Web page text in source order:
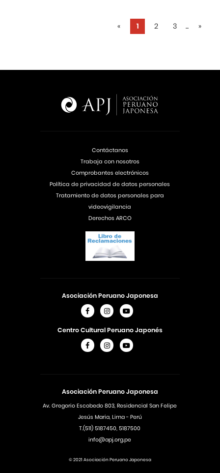
« 1 2 3 ... »
Asociación Peruano Japonesa
Av. Gregorio Escobedo 803, Residencial San Felipe
Jesús Maria, Lima - Perú
T.(511) 5187450, 5187500
info@apj.org.pe
Asociación Peruano Japonesa
Centro Cultural Peruano Japonés
Contáctanos
Trabaja con nosotros
Comprobantes electrónicos
Política de privacidad de datos personales
Tratamiento de datos personales para
videovigilancia
Derechos ARCO
© 2021 Asociación Peruano Japonesa